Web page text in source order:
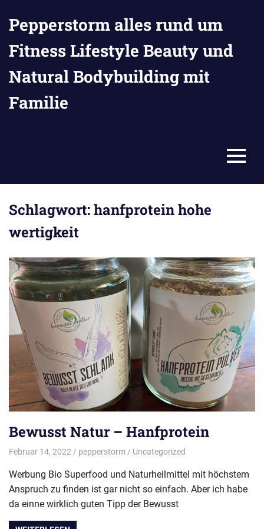
Inhalt
springen
Pepperstorm alles rund um
Fitness Lifestyle Beauty und
Natural Bodybuilding mit
Familie
MENU
Schlagwort:hanfprotein hohe
wertigkeit
Bewusst Natur – Hanfprotein
Februar 14, 2022 pepperstorm Uncategorized
Werbung Bio Superfood und Naturheilmittel mit höchstem
Anspruch zu finden ist gar nicht so einfach. Aber ich habe
da einne wirklich guten Tipp der Bewusst